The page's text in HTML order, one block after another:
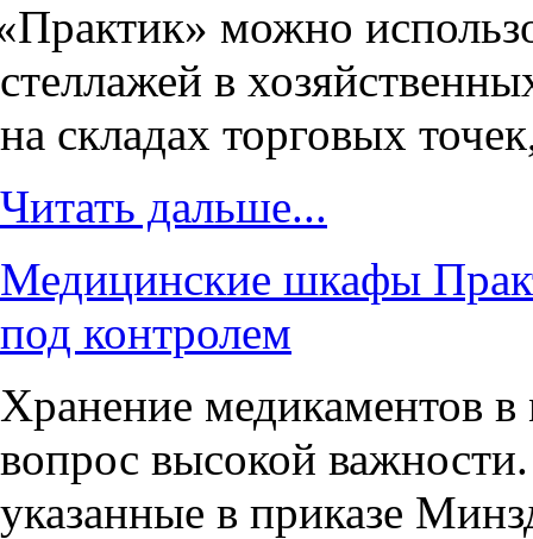
Практик» можно
стеллажей в
на складах торговых
Читать дальше...
Медицинские шкафы
под контролем
Хранение медикаментов
вопрос высокой
указанные в приказе